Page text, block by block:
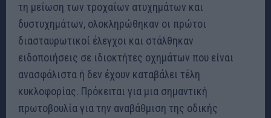
τη μείωση των τροχαίων ατυχημάτων και
δυστυχημάτων, ολοκληρώθηκαν οι πρώτοι
διασταυρωτικοί έλεγχοι και στάλθηκαν
ειδοποιήσεις σε ιδιοκτήτες οχημάτων που είναι
ανασφάλιστα ή δεν έχουν καταβάλει τέλη
κυκλοφορίας. Πρόκειται για μια σημαντική
πρωτοβουλία για την αναβάθμιση της οδικής